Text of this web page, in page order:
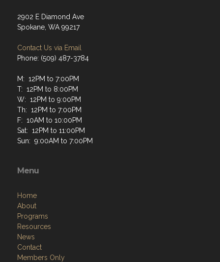
2902 E Diamond Ave
Spokane, WA 99217
Contact Us via Email
Phone: (509) 487-3784
M: 12PM to 7:00PM
T: 12PM to 8:00PM
W: 12PM to 9:00PM
Th: 12PM to 7:00PM
F: 10AM to 10:00PM
Sat: 12PM to 11:00PM
Sun: 9:00AM to 7:00PM
Menu
Home
About
Programs
Resources
News
Contact
Members Only